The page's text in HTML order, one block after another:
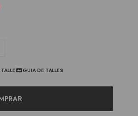
GUIA DE TALLES